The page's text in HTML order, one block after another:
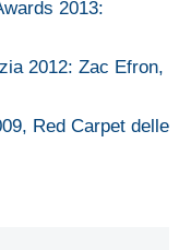
2013:
2012: Zac Efron,
Red Carpet delle